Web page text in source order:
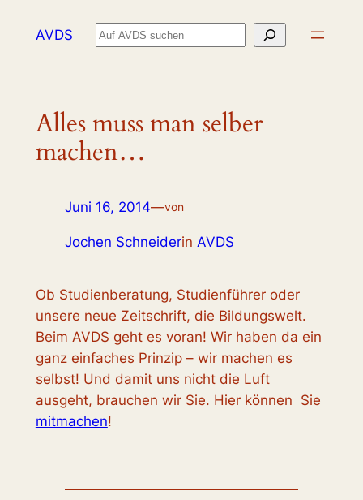
InhaltAVDS Suchen
Alles muss man selber
machen…
Juni 16, 2014—von
Jochen Schneiderin AVDS
Ob Studienberatung, Studienführer oder
unsere neue Zeitschrift, die Bildungswelt.
Beim AVDS geht es voran! Wir haben da ein
ganz einfaches Prinzip – wir machen es
selbst! Und damit uns nicht die Luft
ausgeht, brauchen wir Sie. Hier können Sie
mitmachen!